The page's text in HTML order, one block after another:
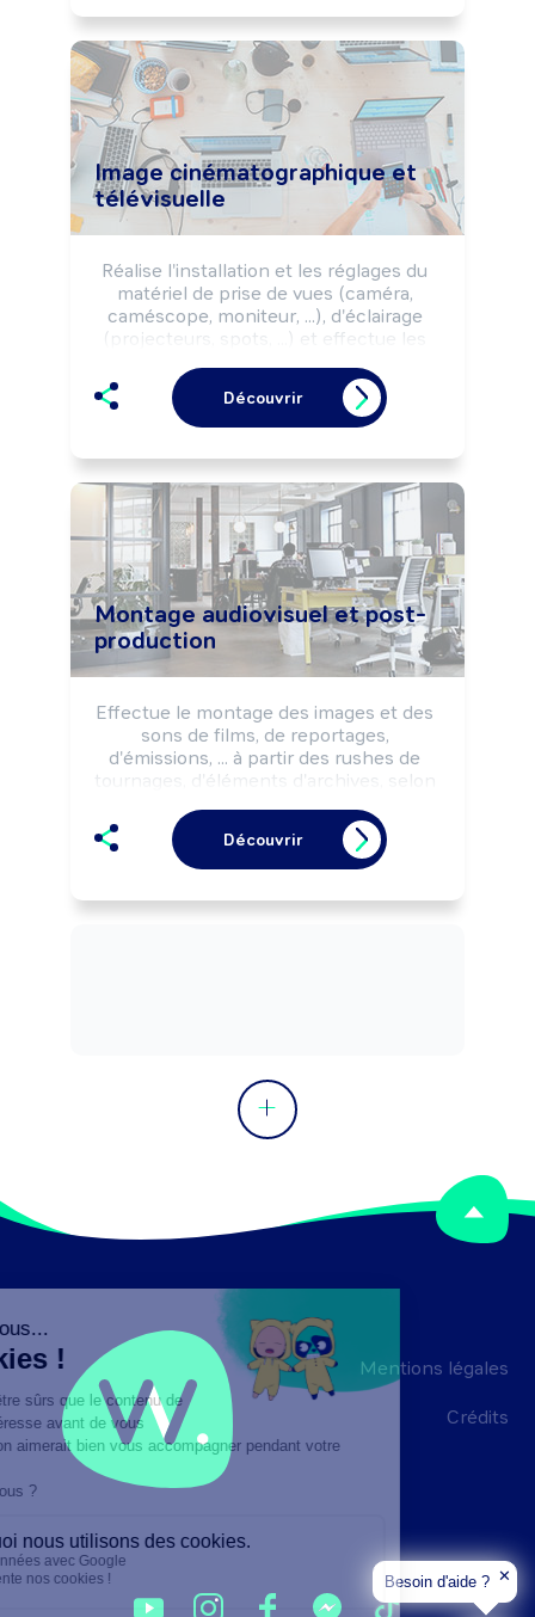
Image cinématographique et
télévisuelle
Réalise l'installation et les réglages du
matériel de prise de vues (caméra,
caméscope, moniteur, ...), d'éclairage
(projecteurs, spots, ...) et effectue les
séquences de tournages, de spectacles
selon les impératifs de la production
(délais, budgets, programmation, ...).
Découvrir
Montage audiovisuel et post-
production
Effectue le montage des images et des
sons de films, de reportages,
d'émissions, ... à partir des rushes de
tournages, d'éléments d'archives, selon
Peut élaborer des trucages vidéo.
Découvrir
Mentions légales
Crédits
Besoin d'aide ? ✕